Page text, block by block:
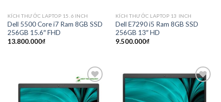
KÍCH THƯỚC LAPTOP 15.6 INCH
Dell 5500 Core i7 Ram 8GB SSD
256GB 15.6″ FHD
13.800.000₫
KÍCH THƯỚC LAPTOP 13 INCH
Dell E7290 i5 Ram 8GB SSD
256GB 13″ HD
9.500.000₫